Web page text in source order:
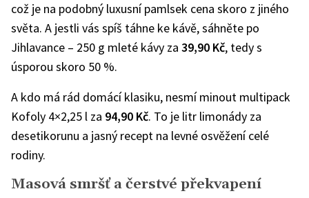
což je na podobný luxusní pamlsek cena skoro z jiného
světa. A jestli vás spíš táhne ke kávě, sáhněte po
Jihlavance – 250 g mleté kávy za 39,90 Kč, tedy s
úsporou skoro 50 %.
A kdo má rád domácí klasiku, nesmí minout multipack
Kofoly 4×2,25 l za 94,90 Kč. To je litr limonády za
desetikorunu a jasný recept na levné osvěžení celé
rodiny.
Masová smršť a čerstvé překvapení